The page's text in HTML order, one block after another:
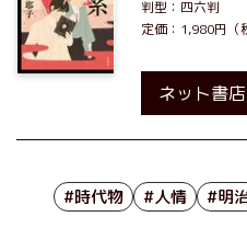
判型：四六判
定価：1,980円（
ネット書
#時代物 #人情 #明